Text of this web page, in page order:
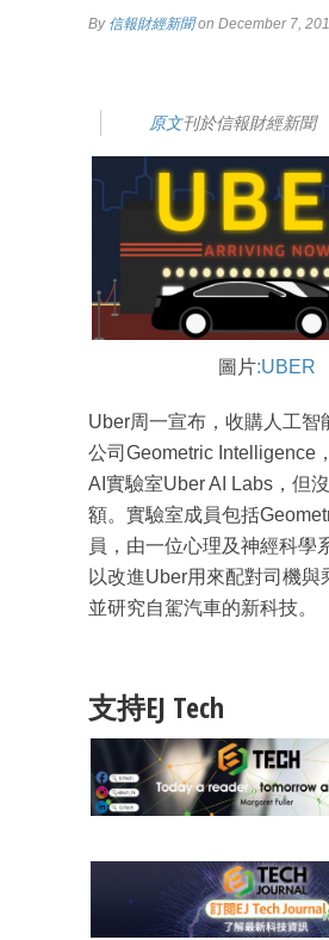
By 信報財經新聞on December 7,
原文刊於信報財經新聞
圖片:UBER
Uber周一宣布，收購人工智
公司Geometric Intelligence
AI實驗室Uber AI Labs，但
額。實驗室成員包括
員，由一位心理及神經科學
以改進Uber用來配對司機與
並研究自駕汽車的新科技。
支持EJ Tech